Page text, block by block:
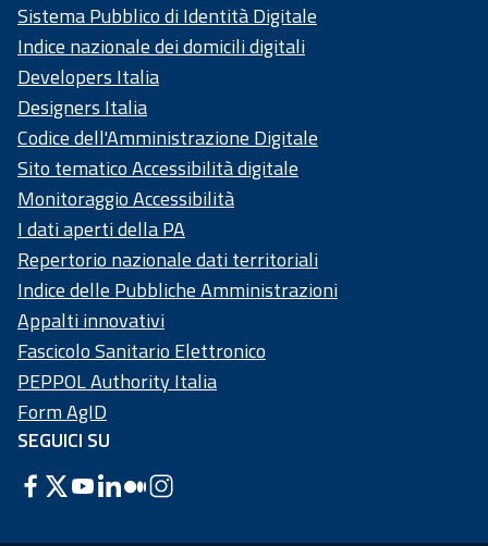
Sistema Pubblico di Identità Digitale
Indice nazionale dei domicili digitali
Developers Italia
Designers Italia
Codice dell'Amministrazione Digitale
Sito tematico Accessibilità digitale
Monitoraggio Accessibilità
I dati aperti della PA
Repertorio nazionale dati territoriali
Indice delle Pubbliche Amministrazioni
Appalti innovativi
Fascicolo Sanitario Elettronico
PEPPOL Authority Italia
Form AgID
SEGUICI SU